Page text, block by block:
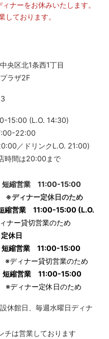
後の余韻と繋がりをとても
いでハンターでもある黒井さ
な青草の香り、果実の甘みと
のような樽感のある香りで魅
季の中で育まれシェフに「彼
めるその肉質は大地をそのま
ナーをお休みいたします。
しております。
央区北1条西1丁目
ラザ2F
15:00 (L.O. 14:30)
ｰ22:00
／ドリンクL.O. 21:00)
時間は20:00まで
短縮営業 11:00-15:00
※ディナー定休日のため
縮営業 11:00-15:00 (L.O.
ナー貸切営業のため
休日
短縮営業 11:00-15:00
ディナー貸切営業のため
短縮営業 11:00-15:00
※ディナー定休日のため
休館日、毎週水曜日ディナ
チは営業しております